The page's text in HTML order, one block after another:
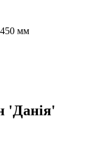
мм
'Данія'